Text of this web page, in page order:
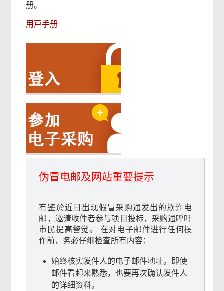
册。
用戸手册
伪冒电邮及网站重要提示
有鉴於近日出现假冒采购通发出的欺诈电
邮，邀请收件者参与项目投标，采购通呼吁
市民提高警觉。 在对电子邮件进行任何操
作前，务必仔细检查所有内容：
始终核实发件人的电子邮件地址。即使
邮件看起来熟悉，也要再次确认发件人
的详细资料。